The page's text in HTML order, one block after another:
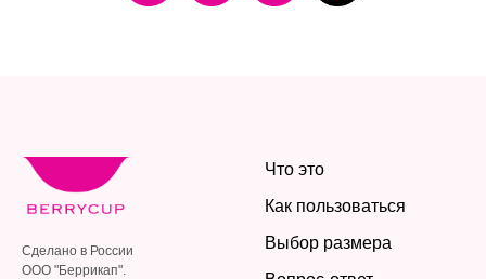
Сделано в России
ООО "Беррикап".
Что это
Как пользоваться
Выбор размера